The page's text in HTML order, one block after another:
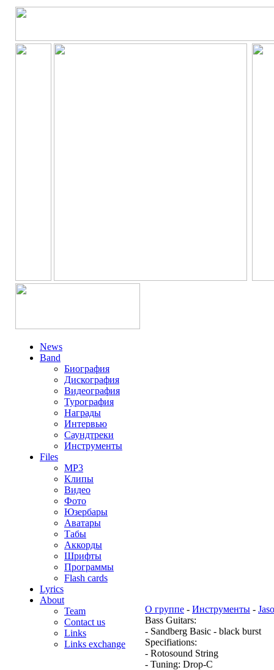
News
Band
Биография
Дискография
Видеография
Турография
Награды
Интервью
Саундтреки
Инструменты
Files
MP3
Клипы
Видео
Фото
Юзербары
Аватары
Табы
Аккорды
Шрифты
Программы
Flash cards
Lyrics
About
Team
Contact us
Links
Links exchange
О группе - Инструменты -
Bass Guitars:
- Sandberg Basic - black burst
Specifiations:
- Rotosound String
- Tuning: Drop-C